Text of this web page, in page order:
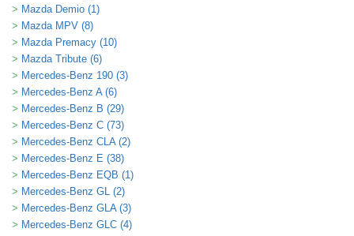
Mazda Demio (1)
Mazda MPV (8)
Mazda Premacy (10)
Mazda Tribute (6)
Mercedes-Benz 190 (3)
Mercedes-Benz A (6)
Mercedes-Benz B (29)
Mercedes-Benz C (73)
Mercedes-Benz CLA (2)
Mercedes-Benz E (38)
Mercedes-Benz EQB (1)
Mercedes-Benz GL (2)
Mercedes-Benz GLA (3)
Mercedes-Benz GLC (4)